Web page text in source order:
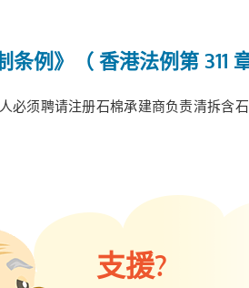
条例》（ 香港法例第 311 章
必须聘请注册石棉承建商负责清拆含
支援?